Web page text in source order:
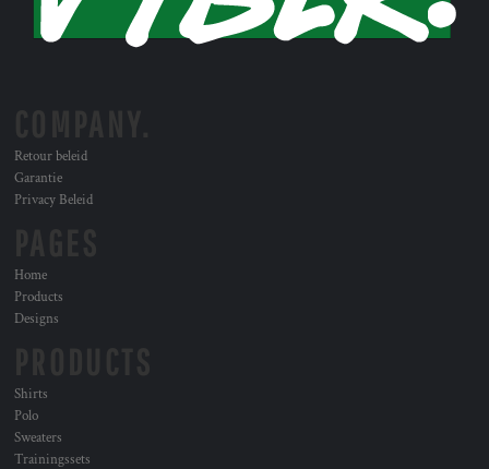
Retour beleid
Garantie
Privacy Beleid
Home
Products
Designs
Shirts
Polo
Sweaters
Trainingssets